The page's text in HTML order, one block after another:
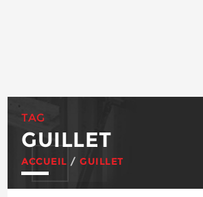
TAG
GUILLET
ACCUEIL /GUILLET